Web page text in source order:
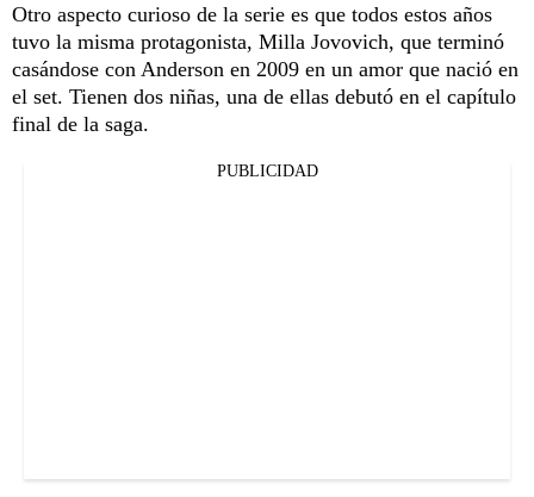
Otro aspecto curioso de la serie es que todos estos años
tuvo la misma protagonista, Milla Jovovich, que terminó
casándose con Anderson en 2009 en un amor que nació en
el set. Tienen dos niñas, una de ellas debutó en el capítulo
final de la saga.
PUBLICIDAD